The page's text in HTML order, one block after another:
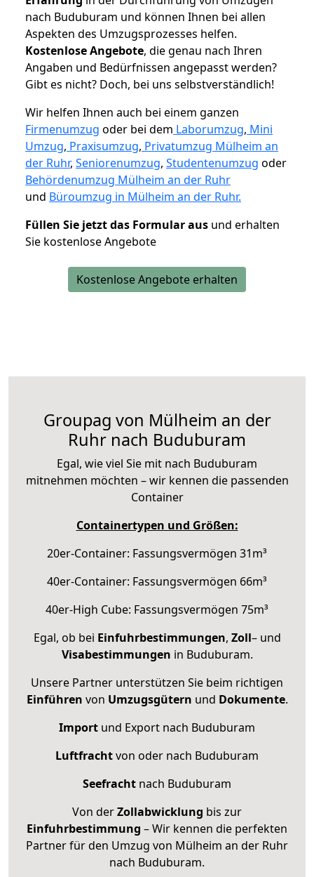
nach Buduburam und können Ihnen bei allen
Aspekten des Umzugsprozesses helfen.
Kostenlose Angebote, die genau nach Ihren
Angaben und Bedürfnissen angepasst werden?
Gibt es nicht? Doch, bei uns selbstverständlich!
Wir helfen Ihnen auch bei einem ganzen
Firmenumzug oder bei dem Laborumzug, Mini
Umzug, Praxisumzug, Privatumzug Mülheim an
der Ruhr, Seniorenumzug, Studentenumzug oder
Behördenumzug Mülheim an der Ruhr
und Büroumzug in Mülheim an der Ruhr.
Füllen Sie jetzt das Formular aus und erhalten
Sie kostenlose Angebote
Kostenlose Angebote erhalten
Groupag von Mülheim an der
Ruhr nach Buduburam
Egal, wie viel Sie mit nach Buduburam
mitnehmen möchten – wir kennen die passenden
Container
Containertypen und Größen:
20er-Container: Fassungsvermögen 31m³
40er-Container: Fassungsvermögen 66m³
40er-High Cube: Fassungsvermögen 75m³
Egal, ob bei Einfuhrbestimmungen, Zoll– und
Visabestimmungen in Buduburam.
Unsere Partner unterstützen Sie beim richtigen
Einführen von Umzugsgütern und Dokumente.
Import und Export nach Buduburam
Luftfrachtvon oder nach Buduburam
Seefracht nach Buduburam
Von derZollabwicklung bis zur
Einfuhrbestimmung – Wir kennen die perfekten
Partner für den Umzug von Mülheim an der Ruhr
nach Buduburam.